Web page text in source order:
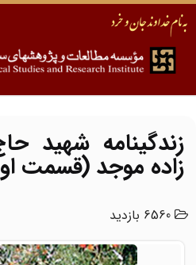
زندگینامه شهید
زاده موجد (قسمت
6560 بازدید